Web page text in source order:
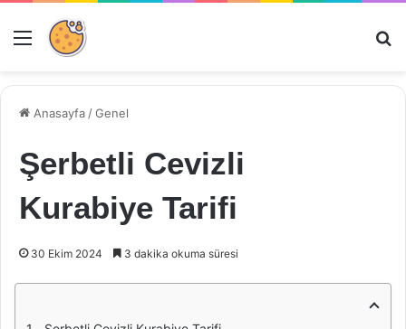
Menü
Anasayfa /Genel
Şerbetli Cevizli
Kurabiye Tarifi
30 Ekim 2024 3 dakika okuma süresi